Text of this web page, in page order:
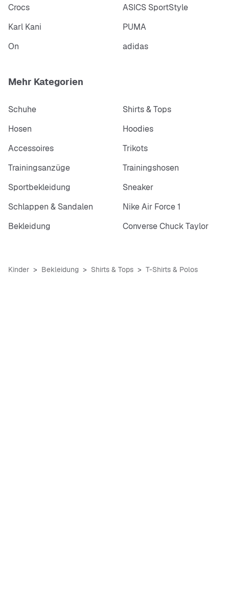
Crocs
ASICS SportStyle
Karl Kani
PUMA
On
adidas
Mehr Kategorien
Schuhe
Shirts & Tops
Hosen
Hoodies
Accessoires
Trikots
Trainingsanzüge
Trainingshosen
Sportbekleidung
Sneaker
Schlappen & Sandalen
Nike Air Force 1
Bekleidung
Converse Chuck Taylor
Kinder Bekleidung Shirts & Tops T-Shirts & Polos